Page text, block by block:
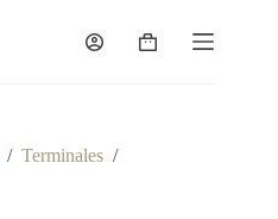
Carro
/ Terminales /